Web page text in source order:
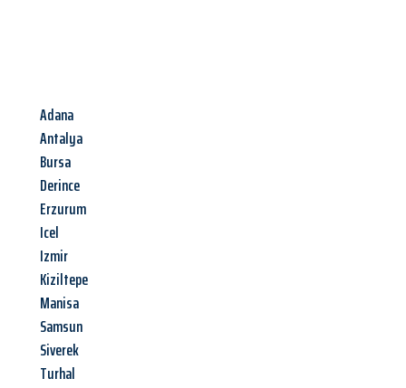
Adana
Antalya
Bursa
Derince
Erzurum
Icel
Izmir
Kiziltepe
Manisa
Samsun
Siverek
Turhal